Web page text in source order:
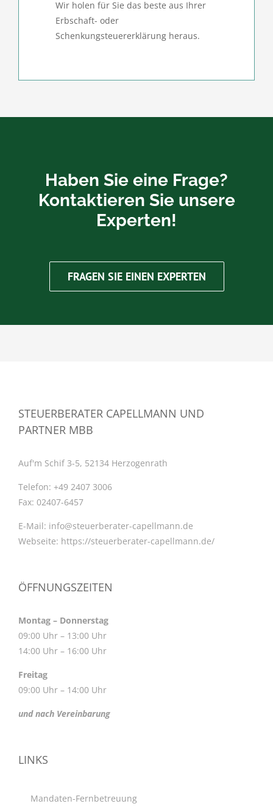
Wir holen für Sie das beste aus Ihrer
Erbschaft- oder
Schenkungsteuererklärung heraus.
Haben Sie eine Frage?
Kontaktieren Sie unsere
Experten!
FRAGEN SIE EINEN EXPERTEN
STEUERBERATER CAPELLMANN UND
PARTNER MBB
Auf'm Schif 3-5, 52134 Herzogenrath
Telefon: +49 2407 3006
Fax: 02407-6457
E-Mail: info@steuerberater-capellmann.de
Webseite: https://steuerberater-capellmann.de/
ÖFFNUNGSZEITEN
Montag – Donnerstag
09:00 Uhr – 13:00 Uhr
14:00 Uhr – 16:00 Uhr
Freitag
09:00 Uhr – 14:00 Uhr
und nach Vereinbarung
LINKS
Mandaten-Fernbetreuung